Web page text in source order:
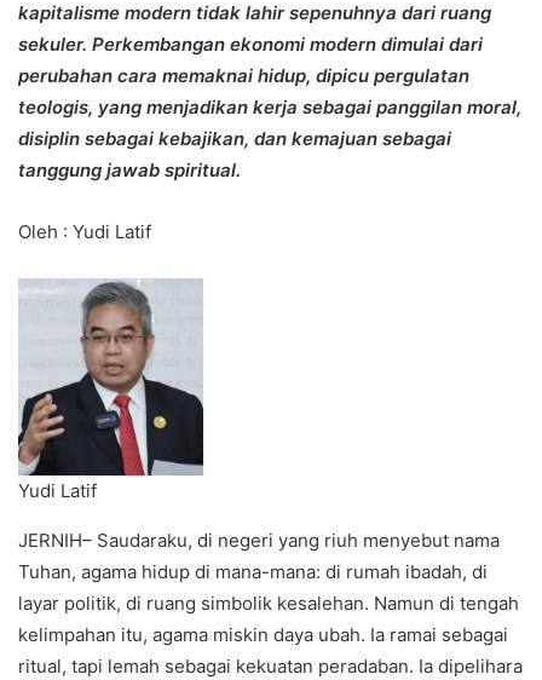
kapitalisme modern tidak lahir sepenuhnya dari ruang
sekuler. Perkembangan ekonomi modern dimulai dari
perubahan cara memaknai hidup, dipicu pergulatan
teologis, yang menjadikan kerja sebagai panggilan moral,
disiplin sebagai kebajikan, dan kemajuan sebagai
tanggung jawab spiritual.
Oleh : Yudi Latif
Yudi Latif
JERNIH– Saudaraku, di negeri yang riuh menyebut nama
Tuhan, agama hidup di mana-mana: di rumah ibadah, di
layar politik, di ruang simbolik kesalehan. Namun di tengah
kelimpahan itu, agama miskin daya ubah. Ia ramai sebagai
ritual, tapi lemah sebagai kekuatan peradaban. Ia dipelihara